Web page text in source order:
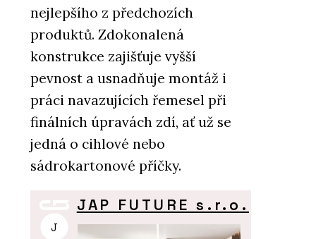
nejlepšího z předchozích
produktů. Zdokonalená
konstrukce zajišťuje vyšší
pevnost a usnadňuje montáž i
práci navazujících řemesel při
finálních úpravách zdí, ať už se
jedná o cihlové nebo
sádrokartonové příčky.
J
JAP FUTURE s.r.o.